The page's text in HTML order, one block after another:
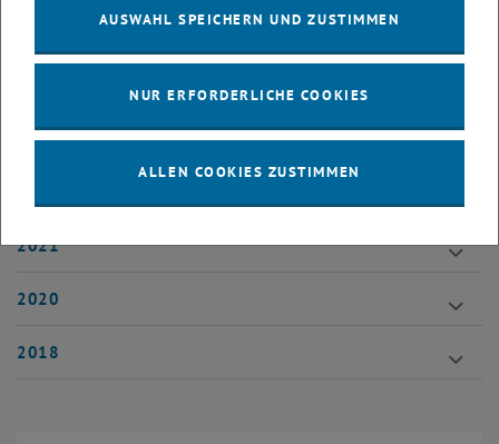
2023
2021
2020
2018
AUSWAHL SPEICHERN UND ZUSTIMMEN
NUR ERFORDERLICHE COOKIES
ALLEN COOKIES ZUSTIMMEN